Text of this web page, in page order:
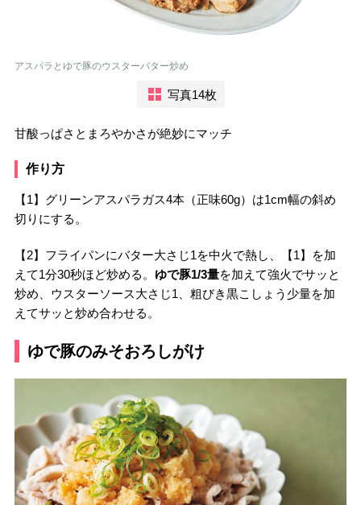
アスパラとゆで豚のウスターバター炒め
写真14枚
甘酸っぱさとまろやかさが絶妙にマッチ
作り方
【1】グリーンアスパラガス4本（正味60g）は1cm幅の斜め
切りにする。
【2】フライパンにバター大さじ1を中火で熱し、【1】を加
えて1分30秒ほど炒める。 ゆで豚1/3量を加えて強火でサッと
炒め、ウスターソース大さじ1、粗びき黒こしょう少量を加
えてサッと炒め合わせる。
ゆで豚のみそおろしがけ